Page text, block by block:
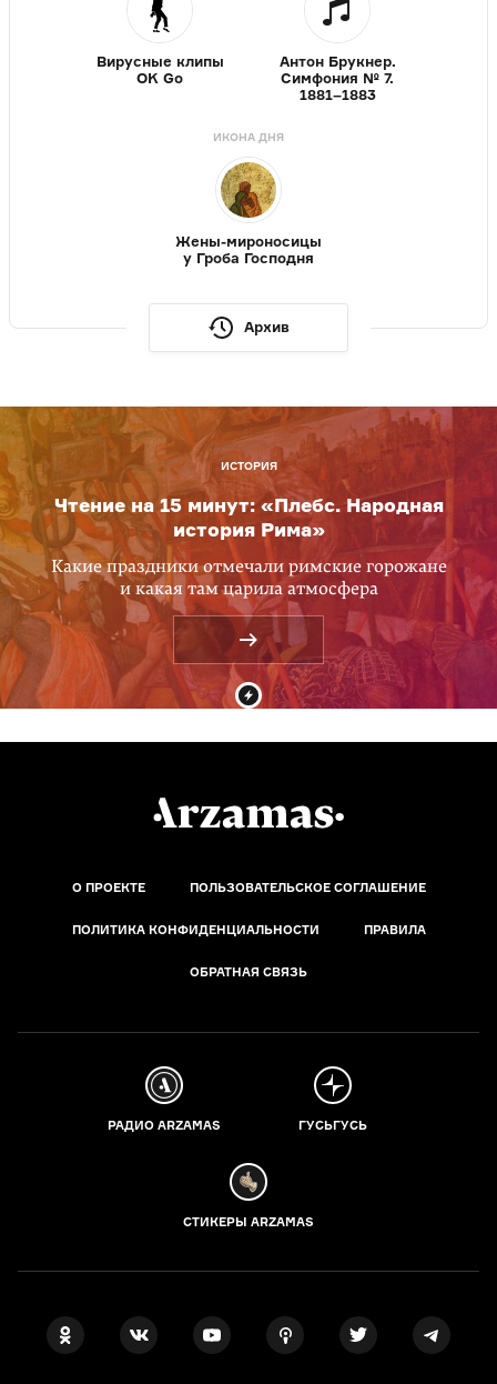
Вирусные клипы
OK Go
Антон Брукнер.
Симфония № 7.
1881–1883
ИКОНА ДНЯ
Жены-мироносицы
у Гроба Господня
Архив
ИСТОРИЯ
Чтение на 15 минут: «Плебс. Народная
история Рима»
Какие праздники отмечали римские горожане
и какая там царила атмосфера
О ПРОЕКТЕ ПОЛЬЗОВАТЕЛЬСКОЕ СОГЛАШЕНИЕ
ПОЛИТИКА КОНФИДЕНЦИАЛЬНОСТИ ПРАВИЛА
ОБРАТНАЯ СВЯЗЬ
РАДИО ARZAMAS ГУСЬГУСЬ
СТИКЕРЫ ARZAMAS